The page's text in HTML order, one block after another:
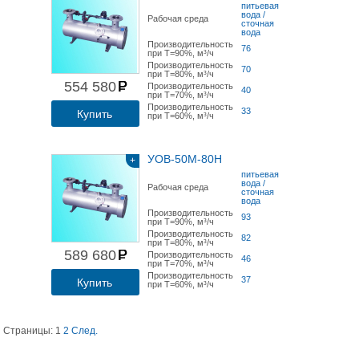
554 580
Купить
Рабочая среда
питьевая
вода /
сточная
вода
Производительность
при Т=90%, м³/ч
76
Производительность
при Т=80%, м³/ч
70
Производительность
при Т=70%, м³/ч
40
Производительность
при Т=60%, м³/ч
33
+
589 680
Купить
УОВ-50М-80Н
Рабочая среда
питьевая
вода /
сточная
вода
Производительность
при Т=90%, м³/ч
93
Производительность
при Т=80%, м³/ч
82
Производительность
при Т=70%, м³/ч
46
Производительность
при Т=60%, м³/ч
37
Страницы: 1 2 След.